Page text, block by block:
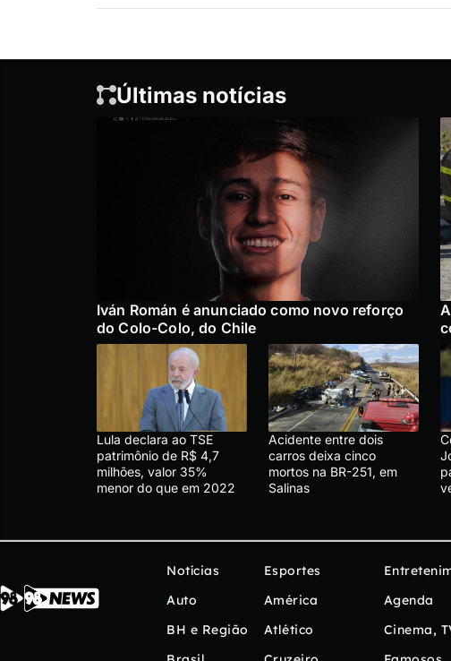
Últimas notícias
Iván Román é anunciado como novo reforço
do Colo-Colo, do Chile
Lula declara ao TSE
patrimônio de R$ 4,7
milhões, valor 35%
menor do que em 2022
Acidente entre dois
carros deixa cinco
mortos na BR-251, em
Salinas
Notícias
Auto
BH e Região
Esportes
América
Atlético
Agenda
Cinema,